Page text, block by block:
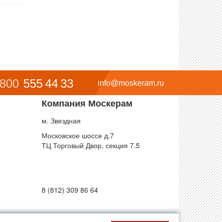
info@moskeram.ru
555 44 33
Компания Москерам
м. Звездная
Московское шоссе д.7
ТЦ Торговый Двор, секция 7.5
8 (812) 309 86 64